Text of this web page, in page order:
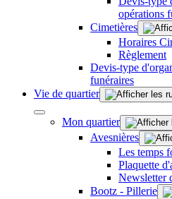
opérations
Cimetières
Horaires
Règlement
Devis-type
funéraires
Vie de quartier
Mon quartier
Avesnières
Les temps
Plaquette
Newsletter
Bootz - Pillerie